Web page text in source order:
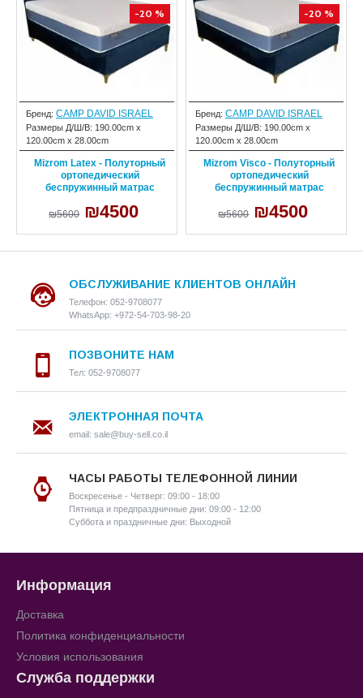
-20 %
Бренд: CAMP DAVID ISRAEL
Размеры Д/Ш/В: 190.00cm x
120.00cm x 28.00cm
Mizrom Latex - Полуторный
ортопедический
беспружинный матрас
₪5600 ₪4500
-20 %
Бренд: CAMP DAVID ISRAEL
Размеры Д/Ш/В: 190.00cm x
120.00cm x 28.00cm
Mizrom Visco - Полуторный
ортопедический
беспружинный матрас
₪5600 ₪4500
ОБСЛУЖИВАНИЕ КЛИЕНТОВ ОНЛАЙН
Телефон: 052-9708077
WhatsApp: +972-54-703-98-20
ПОЗВОНИТЕ НАМ
Тел: 052-9708077
ЭЛЕКТРОННАЯ ПОЧТА
email: sale@buy-sell.co.il
ЧАСЫ РАБОТЫ ТЕЛЕФОННОЙ ЛИНИИ
Воскресенье - Четверг: 09:00 - 18:00
Пятница и предпраздничные дни: 09:00 - 12:00
Суббота и праздничные дни: Выходной
Информация
Доставка
Политика конфиденциальности
Условия использования
Служба поддержки